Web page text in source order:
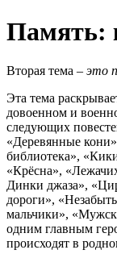
Память:
Вторая тема – это
Эта тема
довоенном и
следующих
«Деревянные
библиотека»,
«Крёсна»,
Динки джаза»,
дороги»,
мальчики»,
одним главным
происходят в